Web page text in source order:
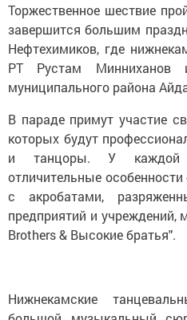
Торжественное шествие
завершится большим
Нефтехимиков, где
РТ Рустам Минниханов
муниципального района
В параде примут участие
которых будут
и танцоры. У каждой
отличительные
с акробатами,
предприятий и учреждений,
Brothers & Высокие братья".
Нижнекамские